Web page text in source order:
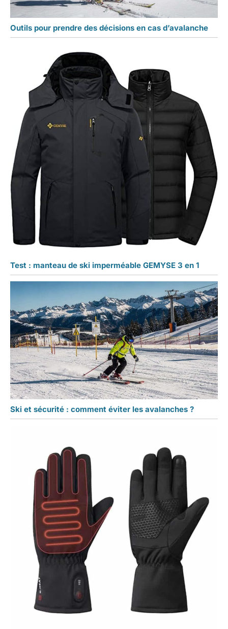
Outils pour prendre des décisions en cas d’avalanche
Test : manteau de ski imperméable GEMYSE 3 en 1
Ski et sécurité : comment éviter les avalanches ?